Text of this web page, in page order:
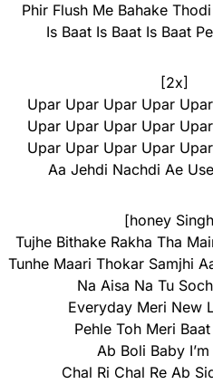
Phir Flush Me Bahake
Is Baat Is Baat Is Baat
[2x]
Upar Upar Upar Upar
Upar Upar Upar Upar
Upar Upar Upar Upar
Aa Jehdi Nachdi Ae
[honey
Tujhe Bithake Rakha Tha
Tunhe Maari Thokar Samjhi
Na Aisa Na Tu
Everyday Meri New
Pehle Toh Meri
Ab Boli Baby
Chal Ri Chal Re Ab